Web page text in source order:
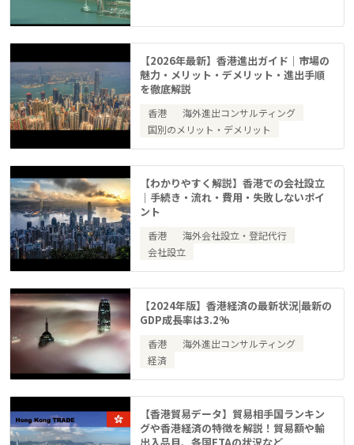
【2026年最新】香港進出ガイド｜市場の
魅力・メリット・デメリット・進出手順
を徹底解説
香港
海外進出コンサルティング
国別のメリット・デメリット
【わかりやすく解説】香港での会社設立
｜手続き・流れ・費用・失敗しないポイ
ント
香港
海外会社設立・登記代行
会社設立
【2024年版】香港経済の最新状況|最新の
GDP成長率は3.2%
香港
海外進出コンサルティング
経済
【香港貿易データ】貿易相手国ランキン
グや香港経済の特徴を解説！貿易額や輸